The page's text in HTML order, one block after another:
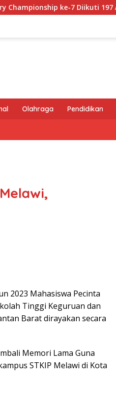
7 Diikuti 197 Atlet, Pemanah
Olahraga Pendidikan
2023 Mahasiswa Pecinta
Tinggi Keguruan dan
Barat dirayakan secara
Memori Lama Guna
STKIP Melawi di Kota